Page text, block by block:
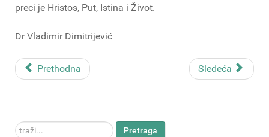
preci je Hristos, Put, Istina i Život.
Dr Vladimir Dimitrijević
Prethodna Sledeća
traži... Pretraga